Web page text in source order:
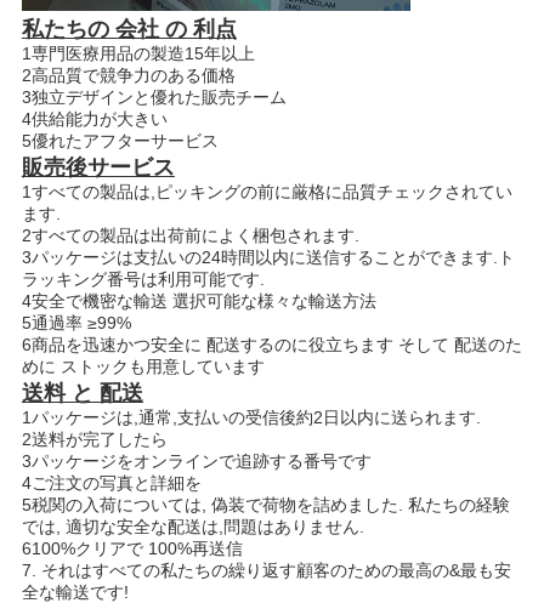
私たちの 会社 の 利点
1専門医療用品の製造15年以上
2高品質で競争力のある価格
3独立デザインと優れた販売チーム
4供給能力が大きい
5優れたアフターサービス
販売後サービス
1すべての製品は,ピッキングの前に厳格に品質チェックされてい
ます.
2すべての製品は出荷前によく梱包されます.
3パッケージは支払いの24時間以内に送信することができます.ト
ラッキング番号は利用可能です.
4安全で機密な輸送 選択可能な様々な輸送方法
5通過率 ≥99%
6商品を迅速かつ安全に 配送するのに役立ちます そして 配送のた
めに ストックも用意しています
送料 と 配送
1パッケージは,通常,支払いの受信後約2日以内に送られます.
2送料が完了したら
3パッケージをオンラインで追跡する番号です
4ご注文の写真と詳細を
5税関の入荷については, 偽装で荷物を詰めました. 私たちの経験
では, 適切な安全な配送は,問題はありません.
6100%クリアで 100%再送信
7. それはすべての私たちの繰り返す顧客のための最高の&最も安
全な輸送です!